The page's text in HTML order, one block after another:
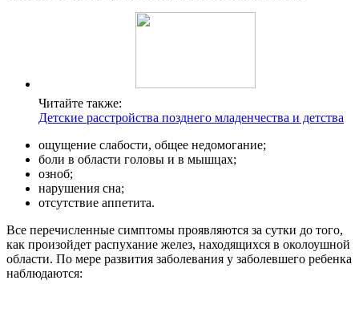
Читайте также:
Детские расстройства позднего младенчества и детства
ощущение слабости, общее недомогание;
боли в области головы и в мышцах;
озноб;
нарушения сна;
отсутствие аппетита.
Все перечисленные симптомы проявляются за сутки до того,
как произойдет распухание желез, находящихся в околоушной
области. По мере развития заболевания у заболевшего ребенка
наблюдаются: